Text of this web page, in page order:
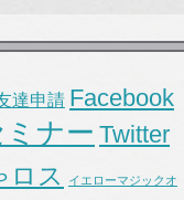
達申請 Facebook
ナー Twitter
ロス イエローマジックオ